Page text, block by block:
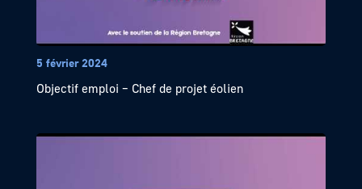
5 février 2024
Objectif emploi – Chef de projet éolien